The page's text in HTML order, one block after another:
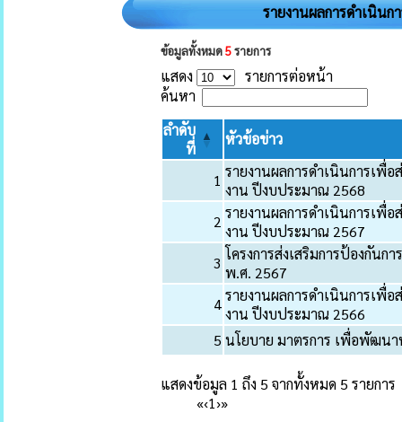
รายงานผลการดำเนิน
ข้อมูลทั้งหมด5รายการ
แสดง
รายการต่อหน้า
ค้นหา
ลำดับ
ที่
หัวข้อข่าว
1 รายงานผลการดำเนินการเพื่
งาน ปีงบประมาณ 2568
2 รายงานผลการดำเนินการเพื่
งาน ปีงบประมาณ 2567
3 โครงการส่งเสริมการป้องกัน
พ.ศ. 2567
4รายงานผลการดำเนินการเพื่
งาน ปีงบประมาณ 2566
5 นโยบาย มาตรการ เพื่อพัฒน
แสดงข้อมูล 1 ถึง 5 จากทั้งหมด 5 รายการ
«‹1›»